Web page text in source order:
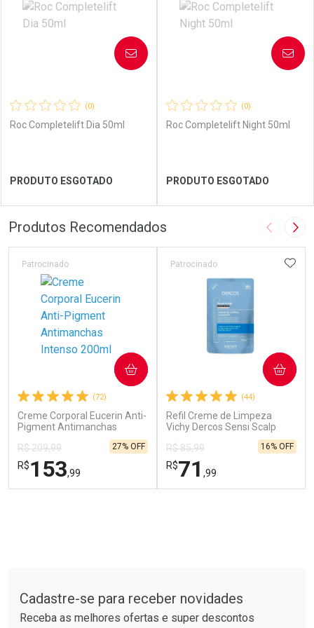
Ver Desconto Convênio Ver Desconto Convênio
(0)
Roc Completelift Dia 50ml
PRODUTO ESGOTADO
AVISE-ME
FECHAR
Laboratório
Ver Desconto Convênio
FECHAR
Por Menos
(0)
Roc Completelift Night 50ml
PRODUTO ESGOTADO
AVISE-ME
Laboratório
Ver Desconto Convênio
Por Menos
Produtos Recomendados Imagem
(72)
Creme Corporal Eucerin Anti-
Pigment Antimanchas
Patrocinado
R$ 209,99
R$153,99
27% OFF
COMPRAR
(44)
Refil Creme de Limpeza
Vichy Dercos Sensi Scalp
Patrocinado
R$ 85,99
R$71 ,99
16% OFF
COMPRAR
Cadastre-se para receber novidades
Receba as melhores ofertas e super descontos